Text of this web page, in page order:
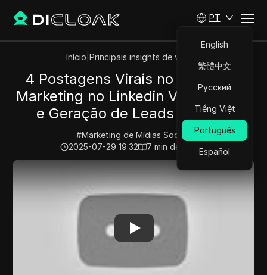
PT
English
繁體中文
Русский
Tiếng Việt
Português
Español
Início Principais insights de vídeos
4 Postagens Virais no Linkedin |
Marketing no Linkedin Vendas B2B
e Geração de Leads do Zero
#Marketing de Mídias Sociais
2025-07-29 19:32
7 min de leitura
Play Video:4 Postagens Virais no Linkedin | Marketing